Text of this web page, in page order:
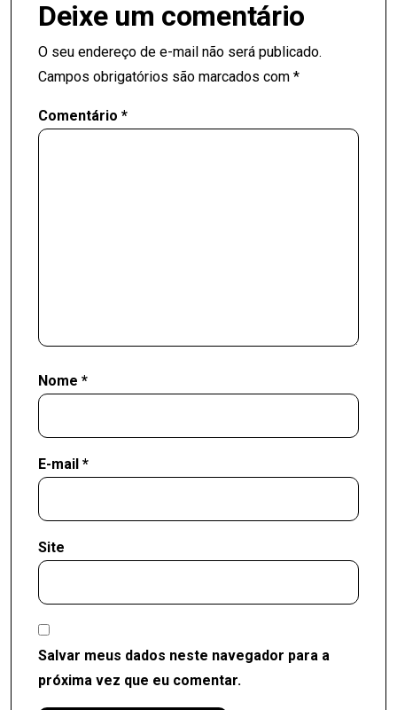
Deixe um comentário
O seu endereço de e-mail não será publicado.
Campos obrigatórios são marcados com *
Comentário *
Nome *
E-mail *
Site
Salvar meus dados neste navegador para a
próxima vez que eu comentar.